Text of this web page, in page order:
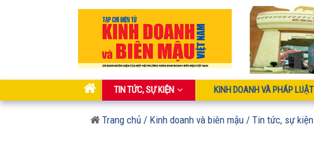
TIN TỨC, SỰ KIỆN KINH DOANH VÀ PHÁP LUẬT
Trang chủ / Kinh doanh và biên mậu / Tin tức, sự kiện